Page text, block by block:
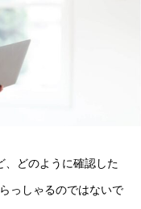
、どのように確認した
っしゃるのではないで